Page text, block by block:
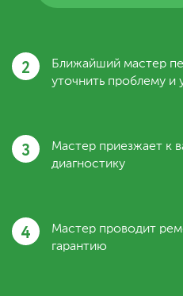
2
Ближайший мастер
уточнить проблему и
3
Мастер приезжает к
диагностику
4
Мастер проводит
гарантию